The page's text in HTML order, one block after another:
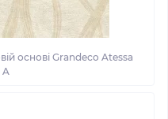
основі Grandeco Atessa
A